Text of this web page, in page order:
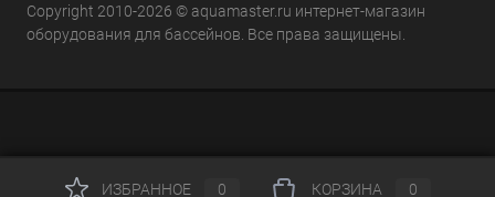
Copyright 2010-2026 © aquamaster.ru интернет-магазин
оборудования для бассейнов. Все права защищены.
ИЗБРАННОЕ 0 КОРЗИНА 0